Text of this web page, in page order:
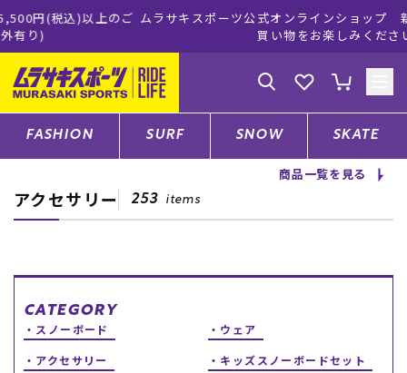
ムラサキスポーツ公式オンラインショップ 新作続々入荷中！是非お
買い物をお楽しみください♪
ゲスト様
ログイン 会員登録
店舗一覧
CATEGORY
ファッションTOP
FASHION SURF SNOW SKATE
商品一覧を見る
アクセサリー 253 items
CATEGORY
スノーボード
ウェア
アクセサリー
キッズスノーボードセット